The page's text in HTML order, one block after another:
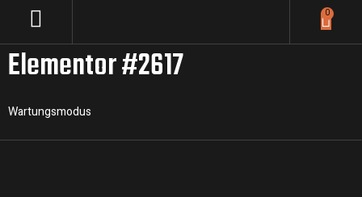
0
Elementor #2617
Wartungsmodus